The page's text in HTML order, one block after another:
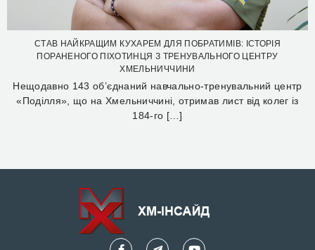
СТАВ НАЙКРАЩИМ КУХАРЕМ ДЛЯ ПОБРАТИМІВ: ІСТОРІЯ
ПОРАНЕНОГО ПІХОТИНЦЯ З ТРЕНУВАЛЬНОГО ЦЕНТРУ
ХМЕЛЬНИЧЧИНИ
Нещодавно 143 об’єднаний навчально-тренувальний центр
«Поділля», що на Хмельниччині, отримав лист від колег із
184-го […]